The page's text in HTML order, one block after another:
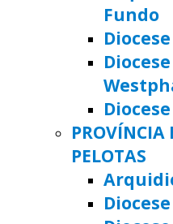
Fundo
PROVÍNCIA
PELOTAS